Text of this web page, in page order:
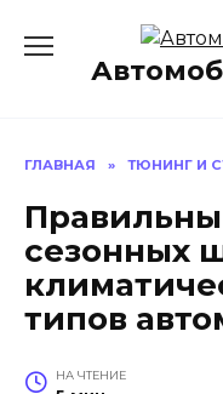
содержанию
ГЛАВНАЯ » ТЮНИНГ И
сезонных
типов
НА ЧТЕНИЕ